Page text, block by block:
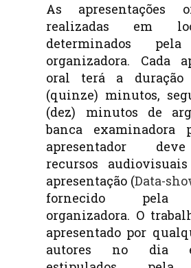
As apresentações
realizadas em
determinados pela
organizadora. Cada
oral terá a
(quinze) minutos,
(dez) minutos de
banca examinadora
apresentador
recursos
apresentação (Data-
fornecido pela
organizadora. O
apresentado por
autores no dia